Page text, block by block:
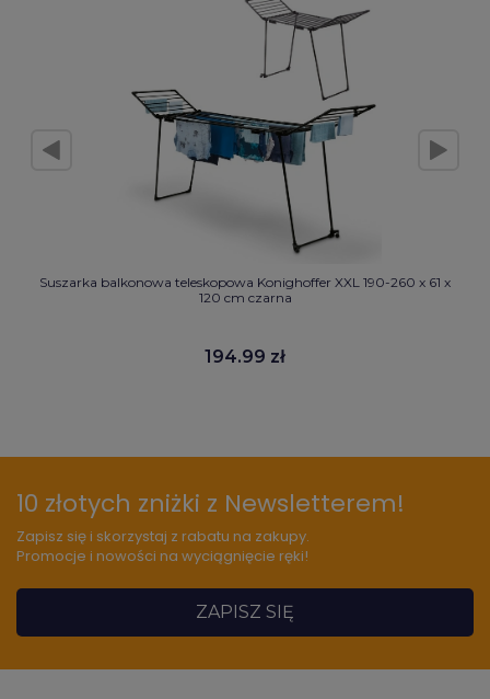
Suszarka balkonowa teleskopowa Konighoffer XXL 190-260 x 61 x
120 cm czarna
194.99 zł
10 złotych zniżki z Newsletterem!
Zapisz się i skorzystaj z rabatu na zakupy.
Promocje i nowości na wyciągnięcie ręki!
ZAPISZ SIĘ